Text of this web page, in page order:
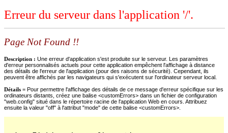
Erreur du serveur dans l'application '/'.
Page Not Found !!
Description : Une erreur d'application s'est produite sur le serveur. Les paramètres
d'erreur personnalisés actuels pour cette application empêchent l'affichage à distance
des détails de l'erreur de l'application (pour des raisons de sécurité). Cependant, ils
peuvent être affichés par les navigateurs qui s'exécutent sur l'ordinateur serveur local.
Détails = Pour permettre l'affichage des détails de ce message d'erreur spécifique sur les
ordinateurs distants, créez une balise <customErrors> dans un fichier de configuration
"web.config" situé dans le répertoire racine de l'application Web en cours. Attribuez
ensuite la valeur "off" à l'attribut "mode" de cette balise <customErrors>.